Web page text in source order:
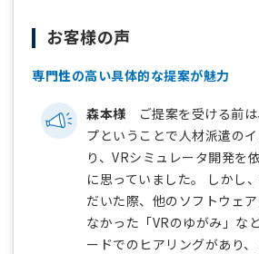
お客様の声
専門性の高い具体的な提案が魅力
森本様
ご提案を受ける前
プということで人材派遣の
り、VRシミュレータ開発を
に思っていました。 しかし
だいた際、他のソフトウェ
なかった「VRのゆがみ」な
ードでのヒアリングがあり、